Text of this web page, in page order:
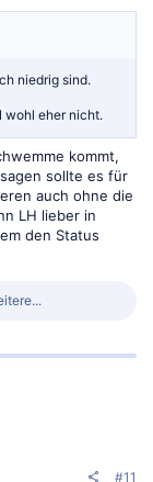
niedrig sind.
wohl eher nicht.
kommt,
sollte es für
auch ohne die
LH lieber in
den Status
#11